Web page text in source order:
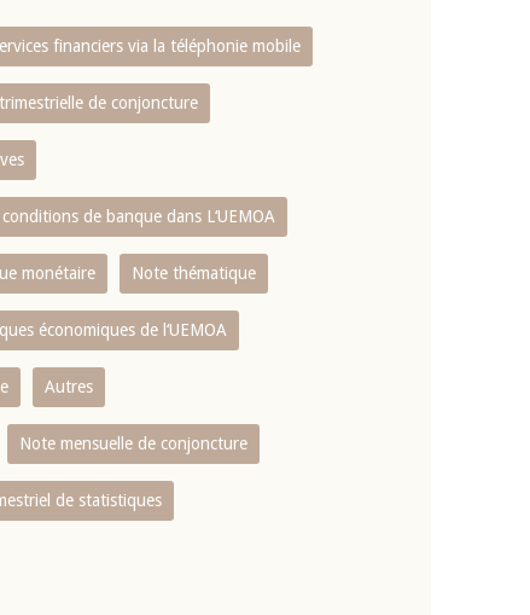
financiers via la téléphonie mobile
de conjoncture
de banque dans L‘UEMOA
monétaire Note thématique
économiques de l‘UEMOA
Autres
Note mensuelle de conjoncture
de statistiques